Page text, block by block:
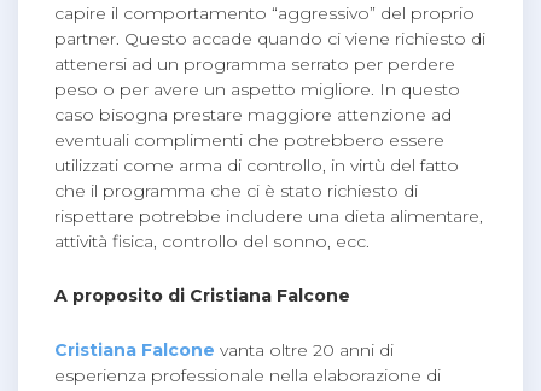
capire il comportamento “aggressivo” del proprio
partner. Questo accade quando ci viene richiesto di
attenersi ad un programma serrato per perdere
peso o per avere un aspetto migliore. In questo
caso bisogna prestare maggiore attenzione ad
eventuali complimenti che potrebbero essere
utilizzati come arma di controllo, in virtù del fatto
che il programma che ci è stato richiesto di
rispettare potrebbe includere una dieta alimentare,
attività fisica, controllo del sonno, ecc.
A proposito di Cristiana Falcone
Cristiana Falcone vanta oltre 20 anni di
esperienza professionale nella elaborazione di